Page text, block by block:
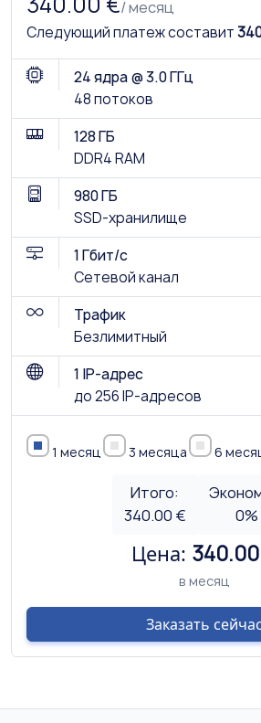
/ месяц
Следующий платеж составит
24 ядра @ 3.0 ГГц
48 потоков
128 ГБ
DDR4 RAM
980 ГБ
SSD-хранилище
1 Гбит/с
Сетевой канал
Трафик
Безлимитный
1 IP-адрес
до 256 IP-адресов
1 месяц 3 месяца 6
Итого:
340.00 €
0%
Цена:
в месяц
Заказать сейчас